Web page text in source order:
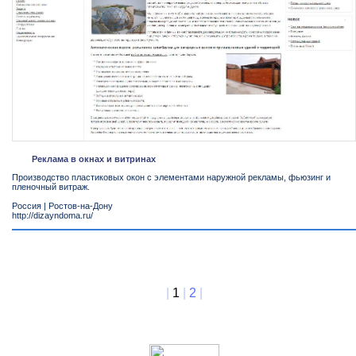
Реклама в окнах и витринах
Производство пластиковых окон с элементами наружной рекламы, фьюзинг и
пленочный витраж.
Россия | Ростов-на-Дону
http://dizayndoma.ru/
1 2